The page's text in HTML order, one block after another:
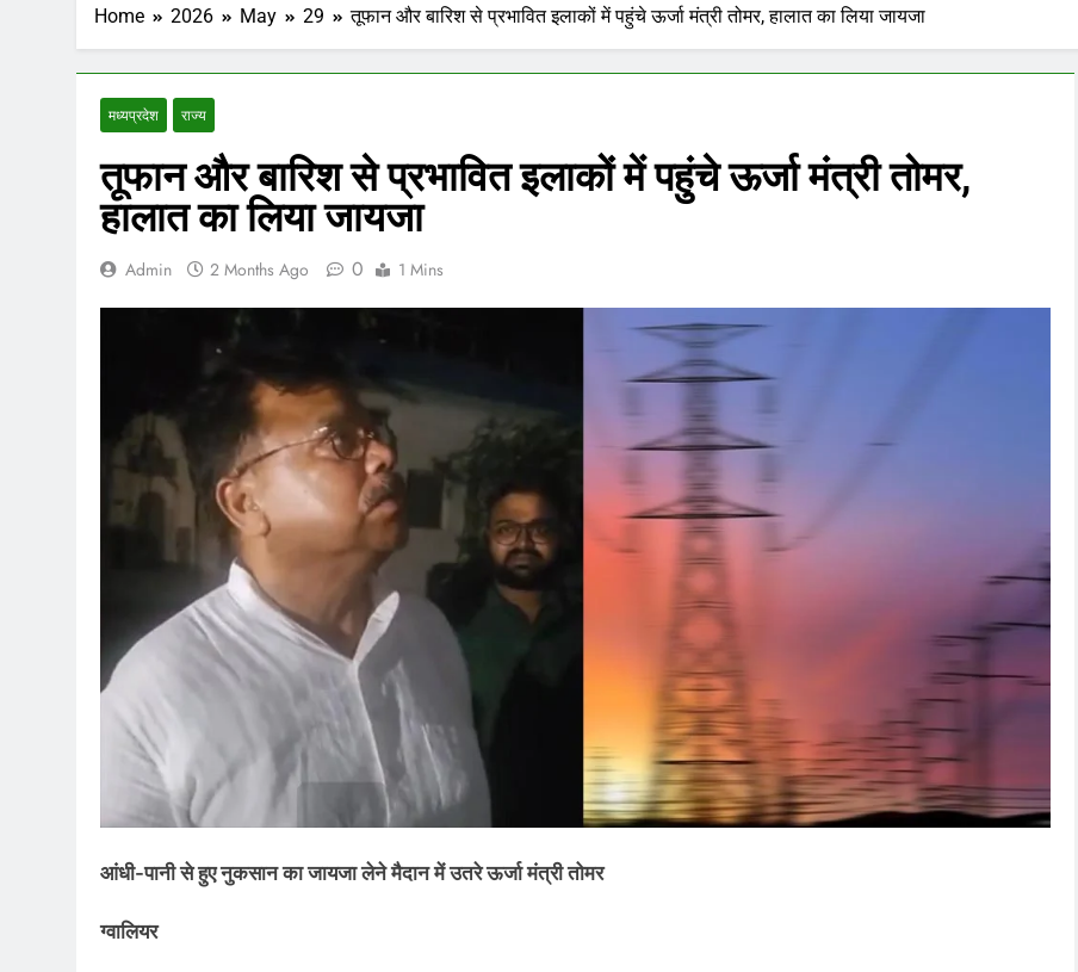
Home 2026 May 29 तूफान और बारिश से प्रभावित इलाकों में पहुंचे ऊर्जा मंत्री तोमर, हालात का लिया जायजा
मध्‍यप्रदेश राज्य
तूफान और बारिश से प्रभावित इलाकों में पहुंचे ऊर्जा मंत्री तोमर,
हालात का लिया जायजा
Admin 2 Months Ago 0 1 Mins
आंधी-पानी से हुए नुकसान का जायजा लेने मैदान में उतरे ऊर्जा मंत्री तोमर
ग्वालियर